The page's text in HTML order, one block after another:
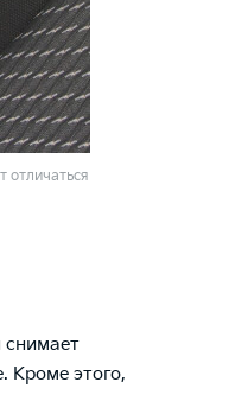
отличаться
снимает
Кроме этого,